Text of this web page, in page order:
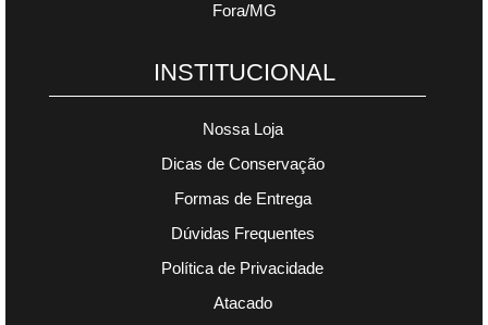
Fora/MG
INSTITUCIONAL
Nossa Loja
Dicas de Conservação
Formas de Entrega
Dúvidas Frequentes
Política de Privacidade
Atacado